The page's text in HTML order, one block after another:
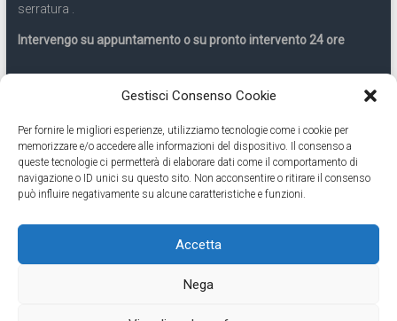
Gestisci Consenso Cookie
Per fornire le migliori esperienze, utilizziamo tecnologie come i cookie per
memorizzare e/o accedere alle informazioni del dispositivo. Il consenso a
queste tecnologie ci permetterà di elaborare dati come il comportamento di
navigazione o ID unici su questo sito. Non acconsentire o ritirare il consenso
può influire negativamente su alcune caratteristiche e funzioni.
Accetta
Nega
serratura .
Intervengo su appuntamento o su pronto intervento 24 ore
Servizio 24 ore
Cell331.9899963
Eseguiamo anche lavori di apertura porte pronto intervento 24
ore
by ThemeGrill. Powered by
Contatti Cambio Serratura Torino – Sostituzione serrature 24h